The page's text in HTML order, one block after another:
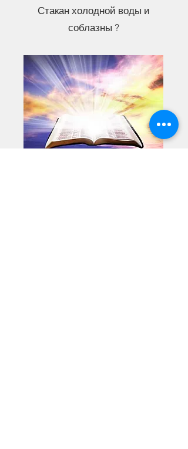
Стакан холодной воды и
соблазны ?